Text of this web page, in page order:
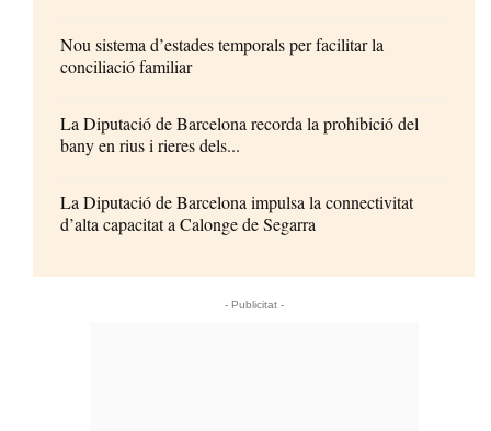
Nou sistema d’estades temporals per facilitar la
conciliació familiar
La Diputació de Barcelona recorda la prohibició del
bany en rius i rieres dels...
La Diputació de Barcelona impulsa la connectivitat
d’alta capacitat a Calonge de Segarra
- Publicitat -